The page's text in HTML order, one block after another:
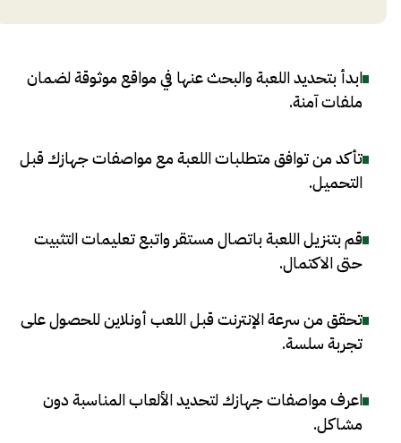
ابدأ بتحديد اللعبة والبحث عنها في مواقع موثوقة لضمان
ملفات آمنة.
تأكد من توافق متطلبات اللعبة مع مواصفات جهازك قبل
التحميل.
قم بتنزيل اللعبة باتصال مستقر واتبع تعليمات التثبيت
حتى الاكتمال.
تحقق من سرعة الإنترنت قبل اللعب أونلاين للحصول على
تجربة سلسة.
اعرف مواصفات جهازك لتحديد الألعاب المناسبة دون
مشاكل.